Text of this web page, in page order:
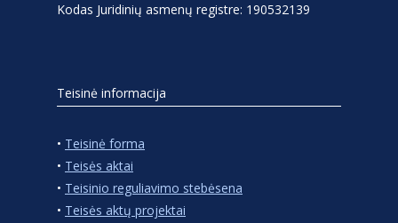
Kodas Juridinių asmenų registre: 190532139
Teisinė informacija
• Teisinė forma
• Teisės aktai
• Teisinio reguliavimo stebėsena
• Teisės aktų projektai